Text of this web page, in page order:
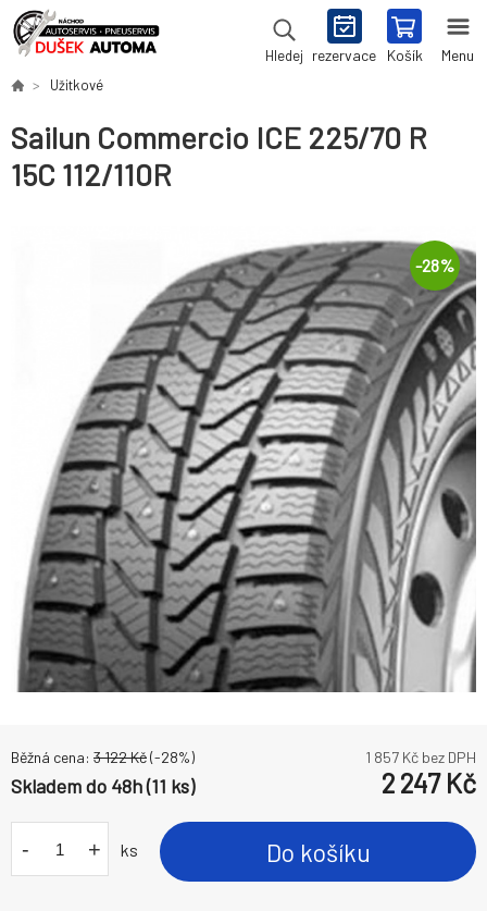
Hledej rezervace Košík Menu
Užitkové
Sailun Commercio ICE 225/70 R
15C 112/110R
-28%
Běžná cena: 3 122Kč(-28%) 1 857 Kč bez DPH
Skladem do 48h (11 ks) 2 247Kč
- + ks Do košíku